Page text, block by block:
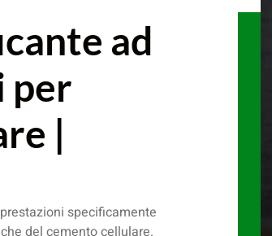
ad
per
|
specificamente
del cemento cellulare.